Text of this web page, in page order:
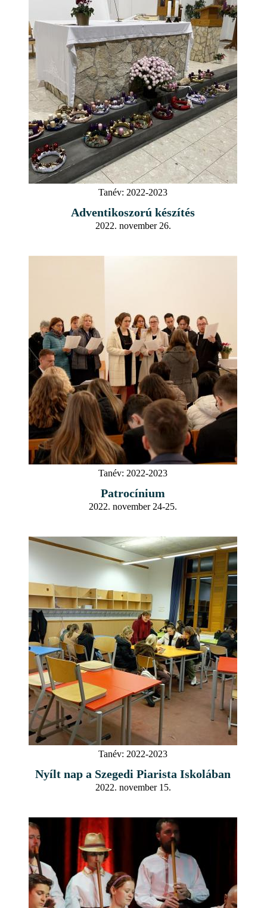
Tanév: 2022-2023
Adventikoszorú készítés
2022. november 26.
Tanév: 2022-2023
Patrocínium
2022. november 24-25.
Tanév: 2022-2023
Nyílt nap a Szegedi Piarista Iskolában
2022. november 15.